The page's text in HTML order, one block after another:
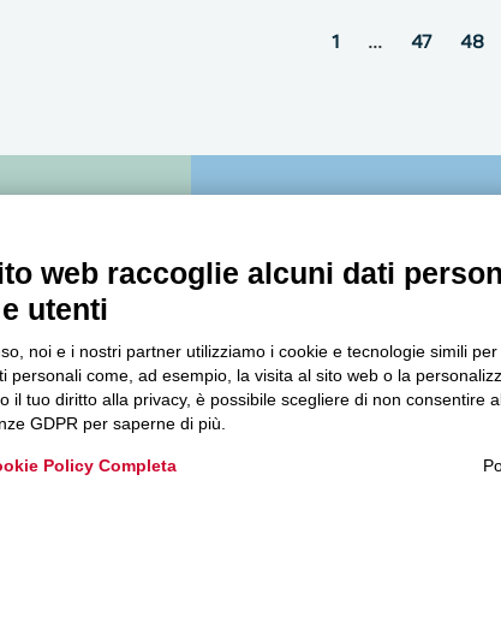
1 … 47 48
Legacoop
sul
Guarda i nostri video, storie e
web raccoglie alcuni dati
utenti
noi e i nostri partner utilizziamo i cookie e tecnologie simili
personali come, ad esempio, la visita al sito web o la
il tuo diritto alla privacy, è possibile scegliere di non consentire
GDPR per saperne di più.
Policy Completa